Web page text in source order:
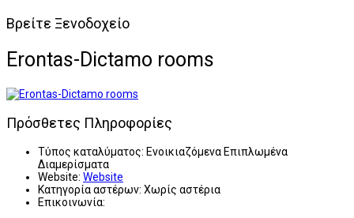
Βρείτε Ξενοδοχείο
Erontas-Dictamo rooms
Πρόσθετες Πληροφορίες
Τύπος καταλύματος: Ενοικιαζόμενα Επιπλωμένα
Διαμερίσματα
Website: Website
Κατηγορία αστέρων: Χωρίς αστέρια
Επικοινωνία: